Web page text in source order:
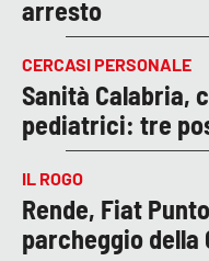
arresto
CERCASI PERSONALE
Sanità Calabria,
pediatrici: tre
IL ROGO
Rende, Fiat
parcheggio della